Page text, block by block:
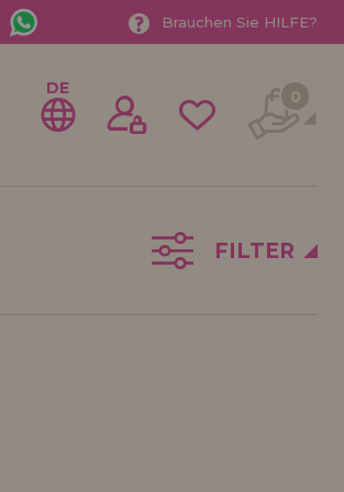
Brauchen Sie HILFE?
DE 0
FILTER